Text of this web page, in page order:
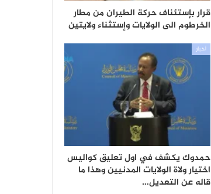
قرار بإستئناف حركة الطيران من مطار
الخرطوم الى الولايات وإستثناء ولايتين
أخبار
حمدوك يكشف في اول تعليق كواليس
اختيار ولاة الولايات المدنيين وهذا ما
قاله عن التعديل…